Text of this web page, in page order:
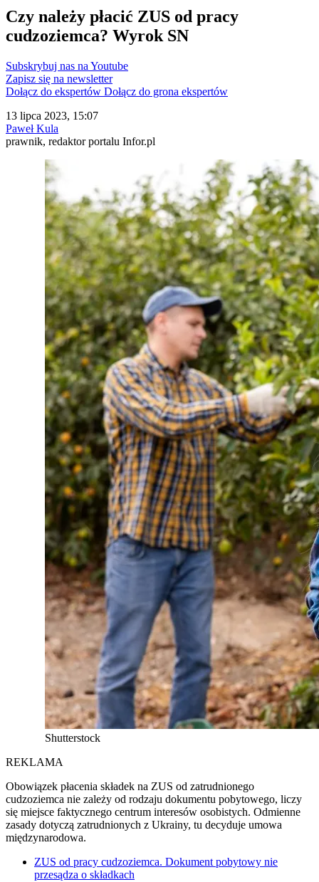
Czy należy płacić ZUS od pracy
cudzoziemca? Wyrok SN
Subskrybuj nas na Youtube
Zapisz się na newsletter
Dołącz do ekspertów Dołącz do grona ekspertów
13 lipca 2023, 15:07
Paweł Kula
prawnik, redaktor portalu Infor.pl
Shutterstock
REKLAMA
Obowiązek płacenia składek na ZUS od zatrudnionego
cudzoziemca nie zależy od rodzaju dokumentu pobytowego, liczy
się miejsce faktycznego centrum interesów osobistych. Odmienne
zasady dotyczą zatrudnionych z Ukrainy, tu decyduje umowa
międzynarodowa.
ZUS od pracy cudzoziemca. Dokument pobytowy nie
przesądza o składkach